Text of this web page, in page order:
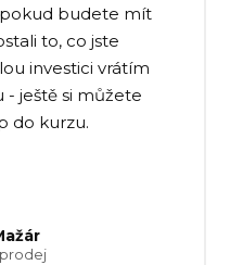
pokud budete mít
to, co jste
investici vrátím
ještě si můžete
do kurzu.